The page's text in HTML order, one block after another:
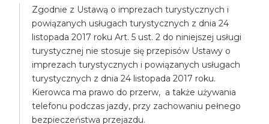
Zgodnie z Ustawą o imprezach turystycznych i
powiązanych usługach turystycznych z dnia 24
listopada 2017 roku Art. 5 ust. 2 do niniejszej usługi
turystycznej nie stosuje się przepisów Ustawy o
imprezach turystycznych i powiązanych usługach
turystycznych z dnia 24 listopada 2017 roku.
Kierowca ma prawo do przerw, a także używania
telefonu podczas jazdy, przy zachowaniu pełnego
bezpieczeństwa przejazdu.